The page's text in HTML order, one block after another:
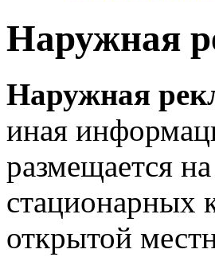
Наружная
Наружная
иная
размещается
стационарных
открытой